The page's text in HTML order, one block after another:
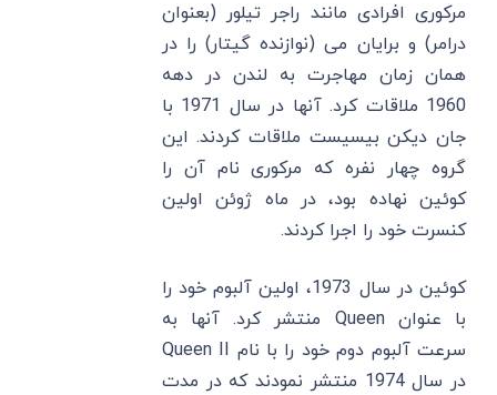
مرکوری افرادی مانند راجر تیلور (بعنوان
درامر) و برایان می (نوازنده گیتار) را در
همان زمان مهاجرت به لندن در دهه
1960 ملاقات کرد. آنها در سال 1971 با
جان دیکن بیسیست ملاقات کردند. این
گروه چهار نفره که مرکوری نام آن را
کوئین نهاده بود، در ماه ژوئن اولین
کنسرت خود را اجرا کردند.
کوئین در سال 1973، اولین آلبوم خود را
با عنوان Queen منتشر کرد. آنها به
سرعت آلبوم دوم خود را با نام Queen II
در سال 1974 منتشر نمودند که در مدت